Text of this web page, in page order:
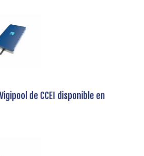
de CCEI disponible en